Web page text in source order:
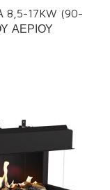
8,5-17KW (90-
ΑΕΡΙΟΥ